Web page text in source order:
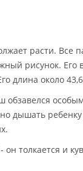
расти. Все
рисунок. Его
длина около
обзавелся
дышать
толкается и